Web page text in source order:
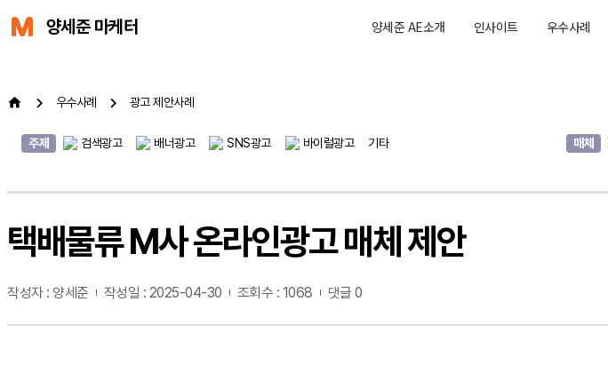
양세준 마케터 양세준 AE소개 인사이트 우수사례
우수사례 광고 제안사례
주제 검색광고 배너광고 SNS광고 바이럴광고 기타 매체
택배물류 M사 온라인광고 매체 제안
작성자 : 양세준 작성일 : 2025-04-30 조회수 : 1068 댓글 0